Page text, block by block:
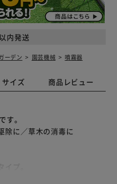
内発送
ーデン 園芸機械 噴霧器
イズ 商品レビュー
す。
除に／草木の消毒に